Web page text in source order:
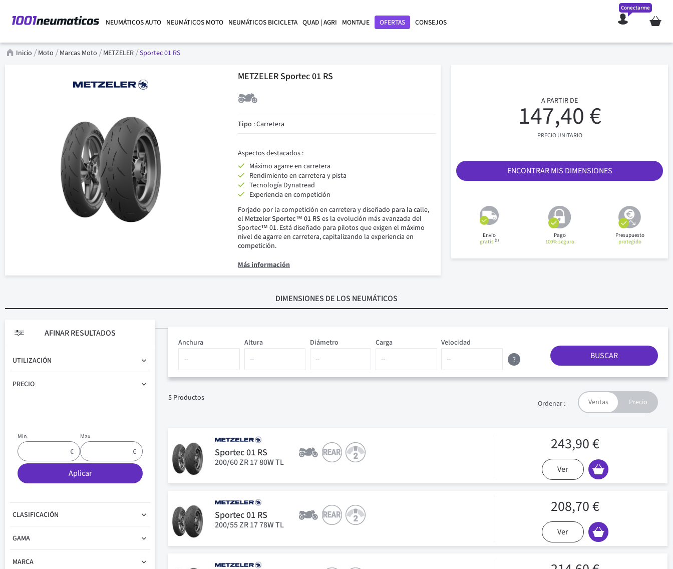
NEUMÁTICOS AUTO NEUMÁTICOS MOTO NEUMÁTICOS BICICLETA QUAD | AGRI MONTAJE OFERTAS CONSEJOS Mi cesta
Conectarme
Inicio Moto Marcas Moto METZELER Sportec 01 RS
METZELER Sportec 01 RS
Tipo : Carretera
Aspectos destacados :
Máximo agarre en carretera
Rendimiento en carretera y pista
Tecnología Dynatread
Experiencia en competición
Forjado por la competición en carretera y diseñado para la calle,
el Metzeler Sportec™ 01 RS es la evolución más avanzada del
Sportec™ 01. Está diseñado para pilotos que exigen el máximo
nivel de agarre en carretera, capitalizando la experiencia en
competición.
Más información
A PARTIR DE
147,40 €
PRECIO UNITARIO
ENCONTRAR MIS DIMENSIONES
Envío
gratis(1)
Pago
100% seguro
Presupuesto
protegido
DIMENSIONES DE LOS NEUMÁTICOS
Diámetro
Altura Carga Velocidad
Anchura
?
BUSCAR
5 Productos
Ordenar :
Sportec 01 RS
200/60 ZR 17 80W TL
243,90 €
Ver
Sportec 01 RS
200/55 ZR 17 78W TL
208,70 €
Ver
AFINAR RESULTADOS
UTILIZACIÓN
PRECIO
Min. Max.
Aplicar
CLASIFICACIÓN
GAMA
MARCA